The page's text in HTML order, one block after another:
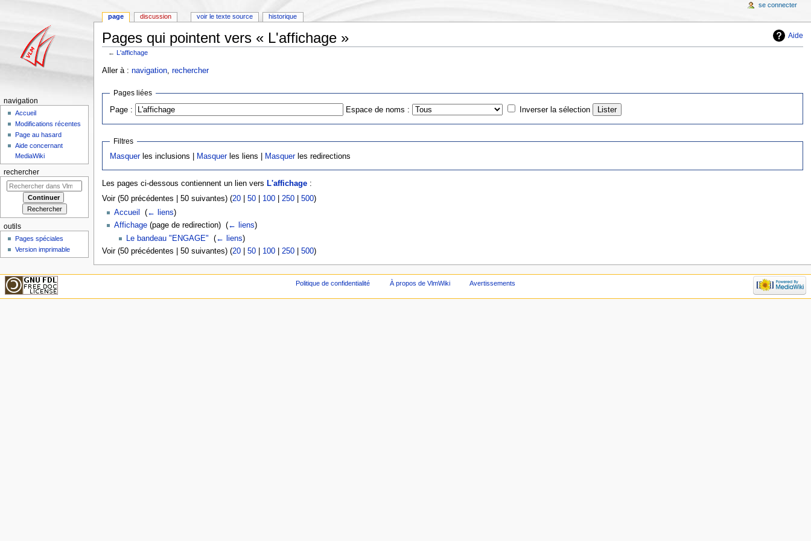
Aide
Pages qui pointent vers « L'affichage »
←L'affichage
Aller à : navigation, rechercher
Pages liées
Page : Espace de noms : Inverser la sélection
Filtres
Masquerles inclusions | Masquerles liens | Masquerles redirections
Les pages ci-dessous contiennent un lien vers L'affichage:
Voir (50 précédentes | 50 suivantes) (20| 50| 100| 250| 500)
Accueil
(← liens)
Affichage(page de redirection) ‎ (← liens)
Le bandeau "ENGAGE" ‎(← liens)
Voir (50 précédentes | 50 suivantes) (20| 50| 100| 250| 500)
page discussion voir le texte source historique
se connecter
navigation
Accueil
Modifications récentes
Page au hasard
Aide concernant
MediaWiki
rechercher
outils
Pages spéciales
Version imprimable
Politique de confidentialité À propos de VlmWiki Avertissements